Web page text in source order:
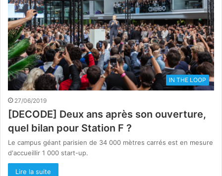
IN THE LOOP
27/06/2019
[DECODE] Deux ans après son ouverture,
quel bilan pour Station F ?
Le campus géant parisien de 34 000 mètres carrés est en mesure
d'accueillir 1 000 start-up.
Lire la suite